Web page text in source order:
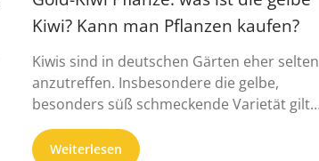
Kiwi? Kann man Pflanzen kaufen?
Kiwis sind in deutschen Gärten eher selten
anzutreffen. Insbesondere die gelbe,
besonders süß schmeckende Varietät gilt
als absoluter ...
Weiterlesen